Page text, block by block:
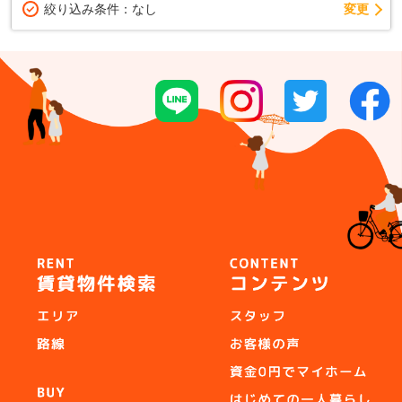
絞り込み条件： なし 変更